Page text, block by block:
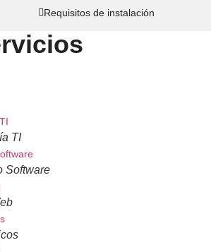
Requisitos de instalación
TI
Software